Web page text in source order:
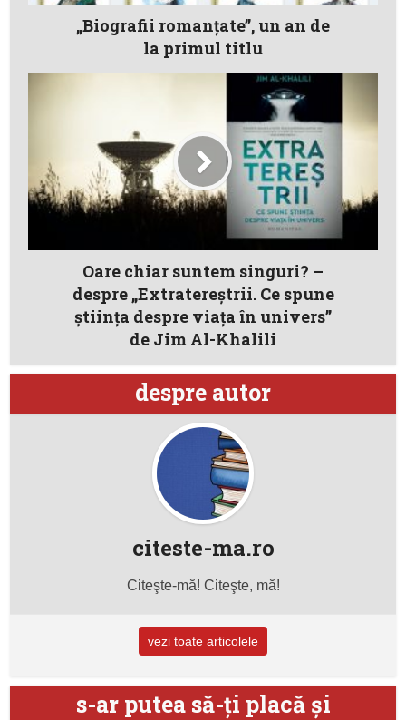
„Biografii romanţate”, un an de
la primul titlu
Oare chiar suntem singuri? –
despre „Extratereştrii. Ce spune
ştiinţa despre viaţa în univers”
de Jim Al-Khalili
despre autor
citeste-ma.ro
Citeşte-mă! Citeşte, mă!
vezi toate articolele
s-ar putea să-ţi placă şi